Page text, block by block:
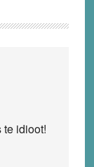
te idioot!